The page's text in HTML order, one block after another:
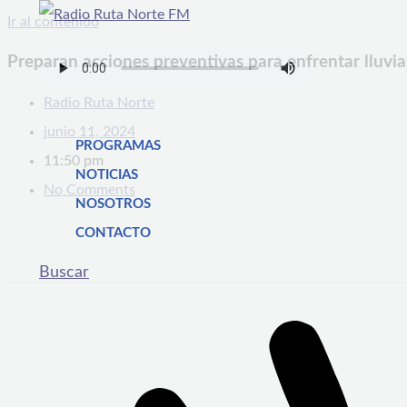
Ir al contenido
PROGRAMAS
NOTICIAS
NOSOTROS
CONTACTO
Buscar
Preparan acciones preventivas para enfrentar
Radio Ruta Norte
junio 11, 2024
11:50 pm
No Comments